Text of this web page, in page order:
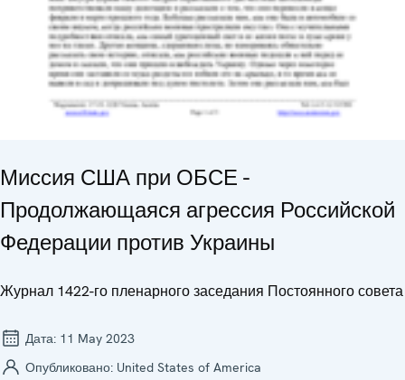
Миссия США при ОБСЕ -
Продолжающаяся агрессия Российской
Федерации против Украины
Журнал 1422-го пленарного заседания Постоянного совета
Дата: 11 May 2023
Опубликовано: United States of America